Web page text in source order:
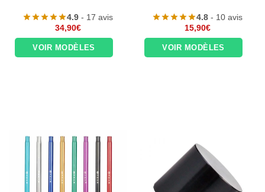
4.9 - 17 avis
34,90€
VOIR MODÈLES
4.8 - 10 avis
15,90€
VOIR MODÈLES